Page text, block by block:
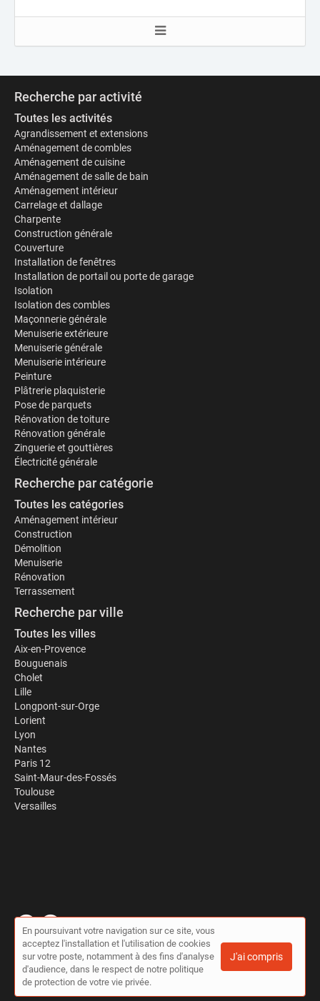
Recherche par activité
Toutes les activités
Agrandissement et extensions
Aménagement de combles
Aménagement de cuisine
Aménagement de salle de bain
Aménagement intérieur
Carrelage et dallage
Charpente
Construction générale
Couverture
Installation de fenêtres
Installation de portail ou porte de garage
Isolation
Isolation des combles
Maçonnerie générale
Menuiserie extérieure
Menuiserie générale
Menuiserie intérieure
Peinture
Plâtrerie plaquisterie
Pose de parquets
Rénovation de toiture
Rénovation générale
Zinguerie et gouttières
Électricité générale
Recherche par catégorie
Toutes les catégories
Aménagement intérieur
Construction
Démolition
Menuiserie
Rénovation
Terrassement
Recherche par ville
Toutes les villes
Aix-en-Provence
Bouguenais
Cholet
Lille
Longpont-sur-Orge
Lorient
Lyon
Nantes
Paris 12
Saint-Maur-des-Fossés
Toulouse
Versailles
© Travaux à la pelle 2026 |Plan du site|Mon compte
Contact
Conditions générales d'utilisation|Politique de confidentialité
Cet annuaire a été créé avec ❤ par
En poursuivant votre navigation sur ce site, vous
acceptez l'installation et l'utilisation de cookies
sur votre poste, notamment à des fins d'analyse
d'audience, dans le respect de notre politique
de protection de votre vie privée.
J'ai compris